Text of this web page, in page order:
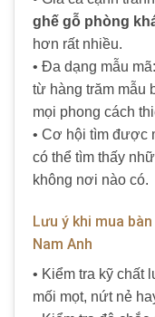
ghế gỗ phòng
hơn rất nhiều.
• Đa dạng mẫu
từ hàng trăm mẫu
mọi phong cách
• Cơ hội tìm được
có thể tìm thấy
không nơi nào có.
Lưu ý khi mua
Nam Anh
• Kiểm tra kỹ chất
mối mọt, nứt nẻ